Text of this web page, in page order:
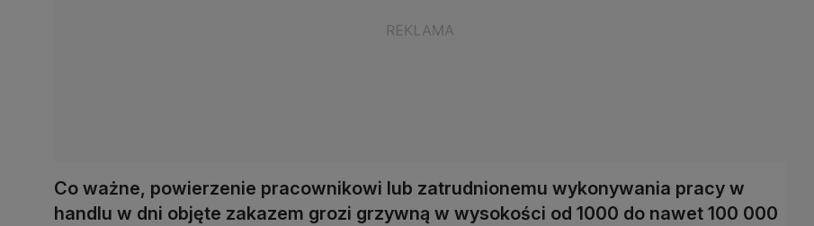
Co ważne, powierzenie pracownikowi lub zatrudnionemu wykonywania pracy w
handlu w dni objęte zakazem grozi grzywną w wysokości od 1000 do nawet 100 000